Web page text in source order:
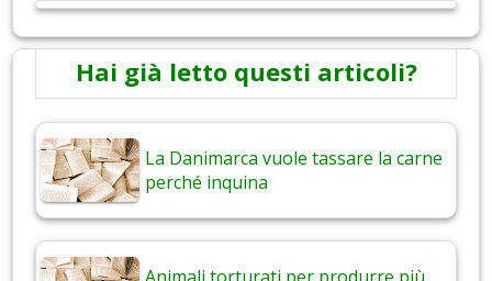
Hai già letto questi articoli?
La Danimarca vuole tassare la carne
perché inquina